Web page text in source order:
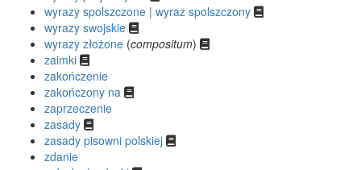
wyrazy spolszczone | wyraz spolszczony
wyrazy swojskie
wyrazy złożone (compositum)
zaimki
zakończenie
zakończony na
zaprzeczenie
zasady
zasady pisowni polskiej
zdanie